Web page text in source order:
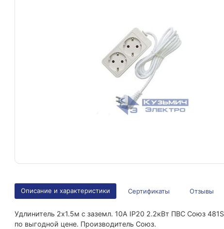
Описание и характеристики Сертификаты Отзывы
Удлинитель 2х1.5м с заземл. 10А IP20 2.2кВт ПВС Союз
по выгодной цене. Производитель Союз.